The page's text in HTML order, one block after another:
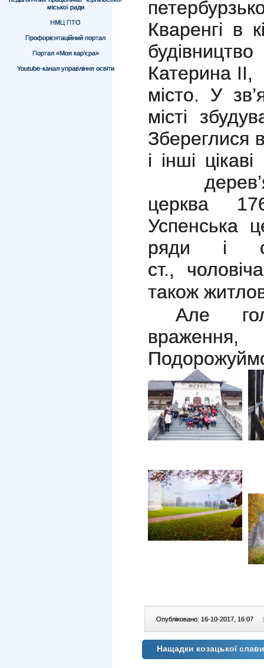
міської ради
НМЦ ПТО
Профорієнтаційний портал
Портал «Моя кар’єра»
Youtube-канал управління освіти
Кваренгі в
Катерина
місто. У
місті
Збереглися
і інші
церква
Успенська
ряди і
ст.,
також
Але
Опубліковано: 16-10-2017, 16:07 |
Нащадки козацької слави